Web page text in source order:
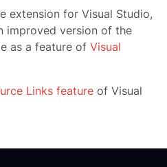
extension for Visual Studio,
improved version of the
as a feature of Visual
Links feature of Visual